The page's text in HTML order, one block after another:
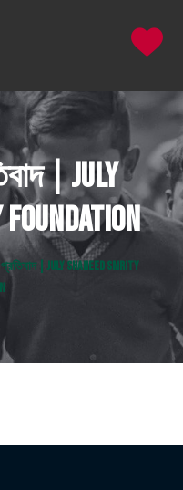
| July
| JULY SHAHEED SMRITY